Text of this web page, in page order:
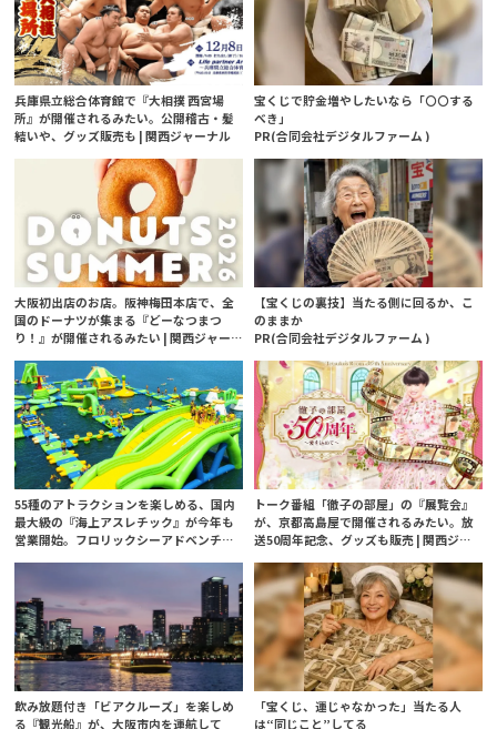
兵庫県立総合体育館で『大相撲 西宮場
所』が開催されるみたい。公開稽古・髪
結いや、グッズ販売も | 関西ジャーナル
宝くじで貯金増やしたいなら「〇〇する
べき」
PR(合同会社デジタルファーム )
大阪初出店のお店。阪神梅田本店で、全
国のドーナツが集まる『どーなつまつ
り！』が開催されるみたい | 関西ジャー
【宝くじの裏技】当たる側に回るか、こ
のままか
PR(合同会社デジタルファーム )
55種のアトラクションを楽しめる、国内
最大級の『海上アスレチック』が今年も
営業開始。フロリックシーアドベンチャ
トーク番組「徹子の部屋」の『展覧会』
が、京都高島屋で開催されるみたい。放
送50周年記念、グッズも販売 | 関西ジャ
飲み放題付き「ビアクルーズ」を楽しめ
る『観光船』が、大阪市内を運航して
「宝くじ、運じゃなかった」当たる人
は“同じこと”してる